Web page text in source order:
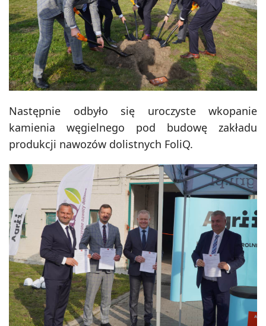
Następnie odbyło się uroczyste wkopanie
kamienia węgielnego pod budowę zakładu
produkcji nawozów dolistnych FoliQ.